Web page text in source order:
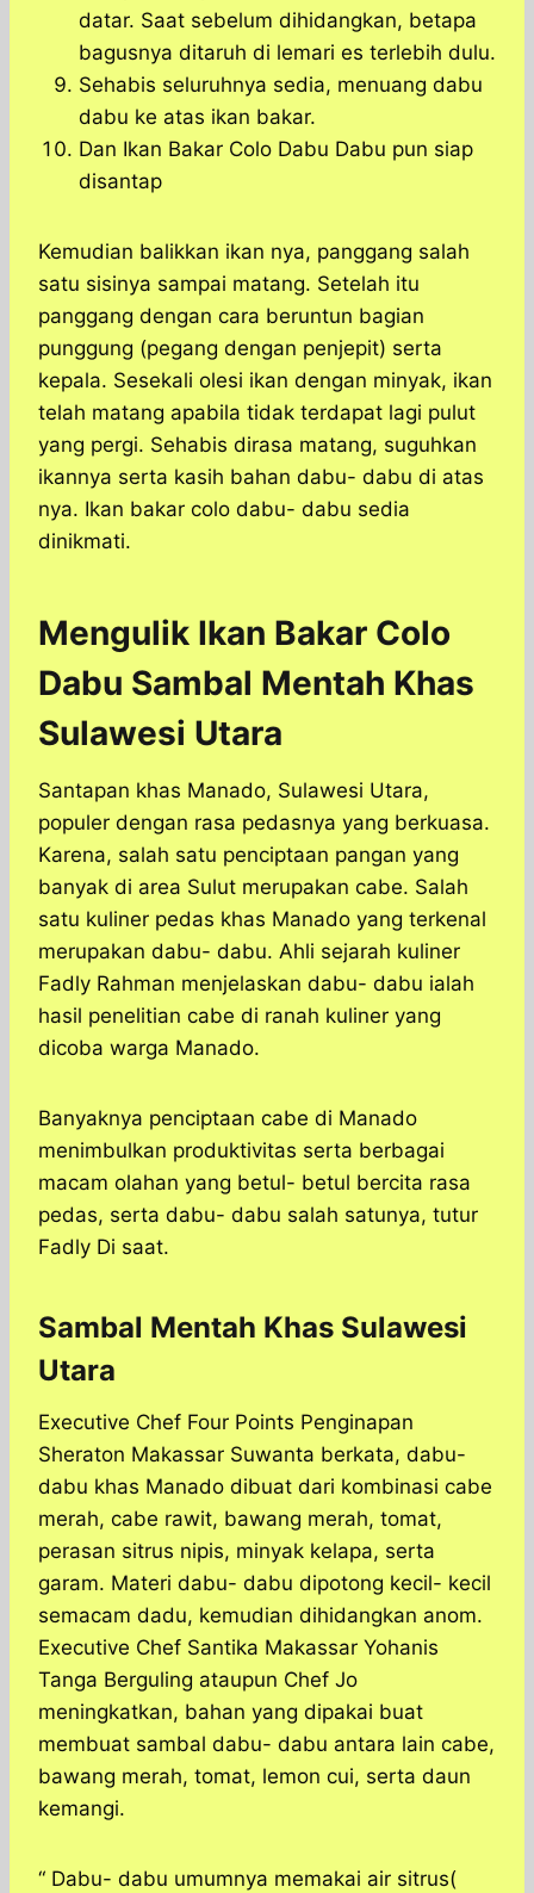
datar. Saat sebelum dihidangkan, betapa
bagusnya ditaruh di lemari es terlebih dulu.
Sehabis seluruhnya sedia, menuang dabu
dabu ke atas ikan bakar.
Dan Ikan Bakar Colo Dabu Dabu pun siap
disantap
Kemudian balikkan ikan nya, panggang salah
satu sisinya sampai matang. Setelah itu
panggang dengan cara beruntun bagian
punggung (pegang dengan penjepit) serta
kepala. Sesekali olesi ikan dengan minyak, ikan
telah matang apabila tidak terdapat lagi pulut
yang pergi. Sehabis dirasa matang, suguhkan
ikannya serta kasih bahan dabu- dabu di atas
nya. Ikan bakar colo dabu- dabu sedia
dinikmati.
Mengulik Ikan Bakar Colo
Dabu Sambal Mentah Khas
Sulawesi Utara
Santapan khas Manado, Sulawesi Utara,
populer dengan rasa pedasnya yang berkuasa.
Karena, salah satu penciptaan pangan yang
banyak di area Sulut merupakan cabe. Salah
satu kuliner pedas khas Manado yang terkenal
merupakan dabu- dabu. Ahli sejarah kuliner
Fadly Rahman menjelaskan dabu- dabu ialah
hasil penelitian cabe di ranah kuliner yang
dicoba warga Manado.
Banyaknya penciptaan cabe di Manado
menimbulkan produktivitas serta berbagai
macam olahan yang betul- betul bercita rasa
pedas, serta dabu- dabu salah satunya, tutur
Fadly Di saat.
Sambal Mentah Khas Sulawesi
Utara
Executive Chef Four Points Penginapan
Sheraton Makassar Suwanta berkata, dabu-
dabu khas Manado dibuat dari kombinasi cabe
merah, cabe rawit, bawang merah, tomat,
perasan sitrus nipis, minyak kelapa, serta
garam. Materi dabu- dabu dipotong kecil- kecil
semacam dadu, kemudian dihidangkan anom.
Executive Chef Santika Makassar Yohanis
Tanga Berguling ataupun Chef Jo
meningkatkan, bahan yang dipakai buat
membuat sambal dabu- dabu antara lain cabe,
bawang merah, tomat, lemon cui, serta daun
kemangi.
“ Dabu- dabu umumnya memakai air sitrus(